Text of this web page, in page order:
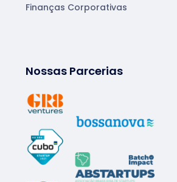
Finanças Corporativas
Nossas Parcerias